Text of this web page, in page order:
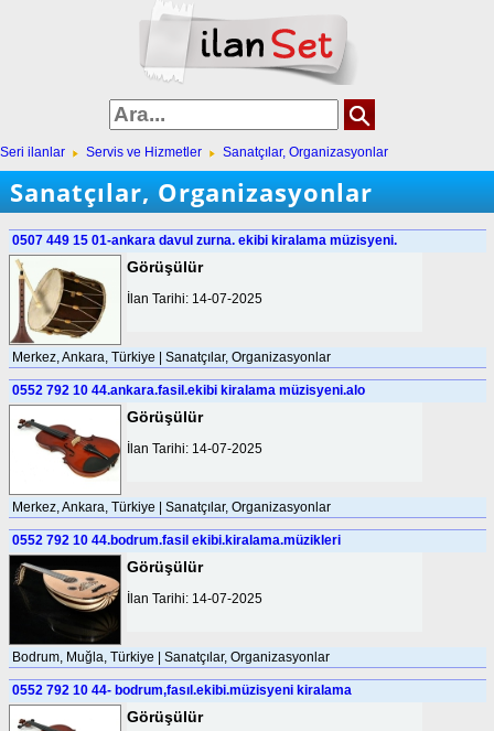
Seri ilanlar Servis ve Hizmetler Sanatçılar, Organizasyonlar
Sanatçılar, Organizasyonlar
0507 449 15 01-ankara davul zurna. ekibi kiralama müzisyeni.
Görüşülür
İlan Tarihi: 14-07-2025
Merkez, Ankara, Türkiye | Sanatçılar, Organizasyonlar
0552 792 10 44.ankara.fasil.ekibi kiralama müzisyeni.alo
Görüşülür
İlan Tarihi: 14-07-2025
Merkez, Ankara, Türkiye | Sanatçılar, Organizasyonlar
0552 792 10 44.bodrum.fasil ekibi.kiralama.müzikleri
Görüşülür
İlan Tarihi: 14-07-2025
Bodrum, Muğla, Türkiye | Sanatçılar, Organizasyonlar
0552 792 10 44- bodrum,fasıl.ekibi.müzisyeni kiralama
Görüşülür